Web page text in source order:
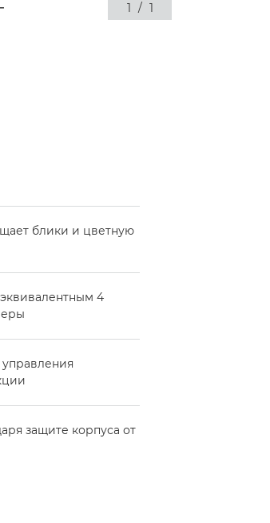
1 / 1
блики и цветную
4
защите корпуса от